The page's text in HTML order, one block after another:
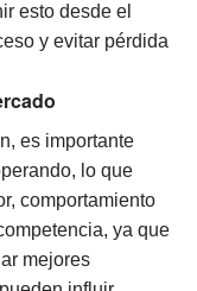
esto desde el
y evitar pérdida
es importante
lo que
comportamiento
ya que
mejores